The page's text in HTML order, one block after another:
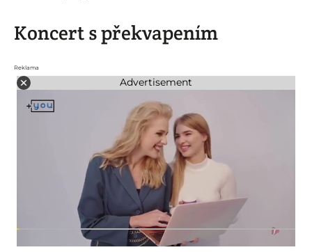
Koncert s překvapením
Reklama
Advertisement